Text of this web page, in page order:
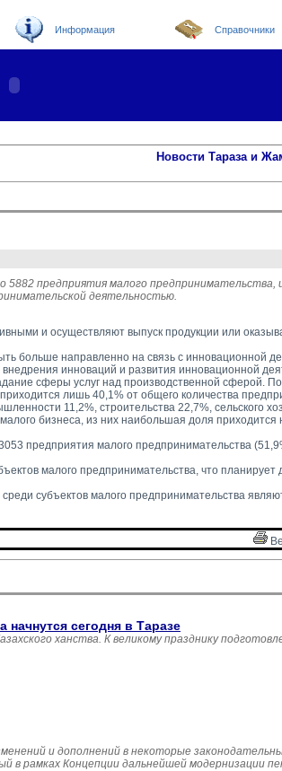
Информация Справочники
Новости Тараза и
5882 предприятия малого предпринимательства,
деятельностью.
и осуществляют выпуск продукции или
больше направленно на связь с инновационной
инноваций и развития инновационной
сферы услуг над производственной сферой.
лишь 40,1% от общего количества
11,2%, строительства 22,7%, сельского
бизнеса, из них наибольшая доля приходится
предприятия малого предпринимательства
малого предпринимательства, что планирует
субъектов малого предпринимательства
начнутся сегодня в Таразе
ханства. К великому празднику
и дополнений в некоторые
в рамках Концепции дальнейшей модернизации